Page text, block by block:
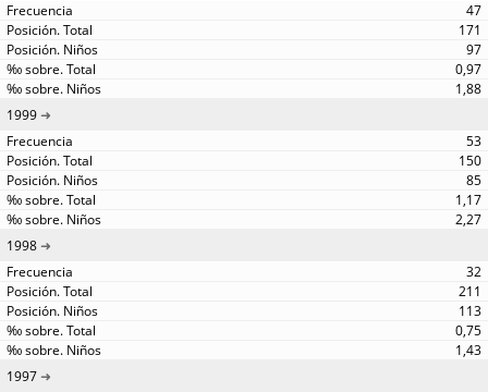
47
171
97
0,97
1,88
1999
53
150
85
1,17
2,27
1998
32
211
113
0,75
1,43
1997